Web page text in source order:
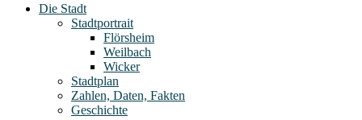
Die Stadt
Stadtportrait
Flörsheim
Weilbach
Wicker
Stadtplan
Zahlen, Daten, Fakten
Geschichte